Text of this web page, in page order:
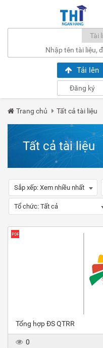
Tải lên
Đăng ký
Trang chủ Tất cả tài liệu
Tất cả tài liệu
Sắp xếp: Xem nhiều nhất
Tổ chức: Tất cả
Tổng hợp ĐS QTRR
0